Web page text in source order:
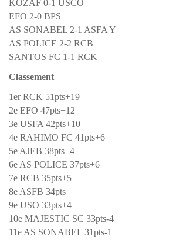
KOZAF 0-1 USCO
EFO 2-0 BPS
AS SONABEL 2-1 ASFA Y
AS POLICE 2-2 RCB
SANTOS FC 1-1 RCK
Classement
1er RCK 51pts+19
2e EFO 47pts+12
3e USFA 42pts+10
4e RAHIMO FC 41pts+6
5e AJEB 38pts+4
6e AS POLICE 37pts+6
7e RCB 35pts+5
8e ASFB 34pts
9e USO 33pts+4
10e MAJESTIC SC 33pts-4
11e AS SONABEL 31pts-1